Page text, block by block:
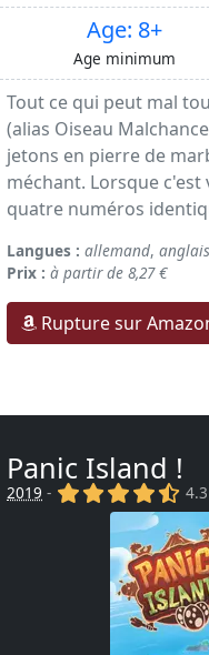
Age: 8+
Age minimum
Tout ce qui peut mal
(alias Oiseau
jetons en pierre de
méchant. Lorsque c'est
quatre numéros
Langues : allemand, anglais
Prix : à partir de 8,27 €
Rupture sur
Panic Island !
2019 - (x) (x) (x) (x) (,)